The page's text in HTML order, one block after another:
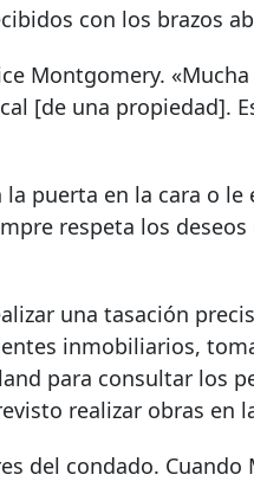
con los brazos
Montgomery.
[de una propiedad].
puerta en la cara o le
respeta los
una tasación
inmobiliarios,
para consultar los
realizar obras en
del condado. Cuando